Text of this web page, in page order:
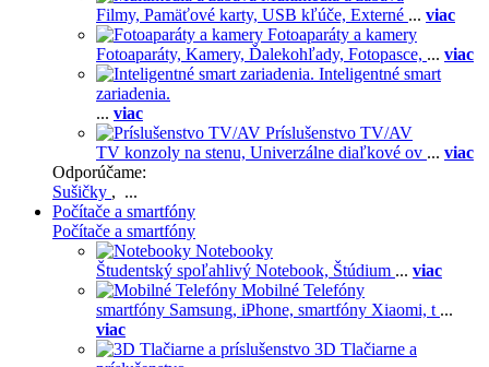
Filmy, Pamäťové karty, USB kľúče, Externé ... viac
Fotoaparáty a kamery
Fotoaparáty, Kamery, Ďalekohľady, Fotopasce, ... viac
Inteligentné smart
zariadenia.
... viac
Príslušenstvo TV/AV
TV konzoly na stenu, Univerzálne diaľkové ov ... viac
Odporúčame:
Sušičky , ...
Počítače a smartfóny
Počítače a smartfóny
Notebooky
Študentský spoľahlivý Notebook, Štúdium ... viac
Mobilné Telefóny
smartfóny Samsung, iPhone, smartfóny Xiaomi, t ...
viac
3D Tlačiarne a